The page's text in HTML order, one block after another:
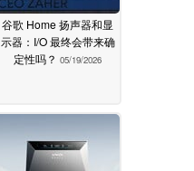
谷歌 Home 扬声器和显
示器：I/O 最终会带来确
定性吗？ 05/19/2026